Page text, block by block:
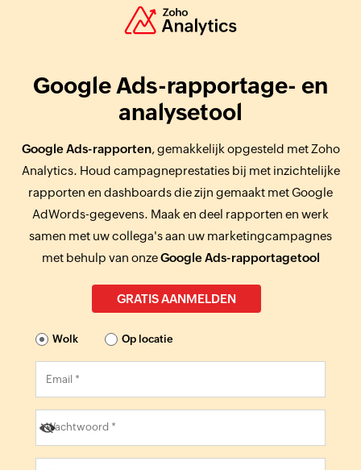
Google Ads-rapportage- en
analysetool
Google Ads-rapporten, gemakkelijk opgesteld met Zoho
Analytics. Houd campagneprestaties bij met inzichtelijke
rapporten en dashboards die zijn gemaakt met Google
AdWords-gegevens. Maak en deel rapporten en werk
samen met uw collega's aan uw marketingcampagnes
met behulp van onzeGoogle Ads-rapportagetool
GRATIS AANMELDEN
Wolk Op locatie